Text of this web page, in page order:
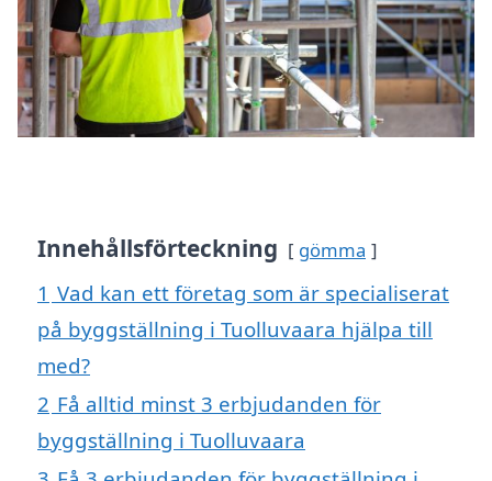
Innehållsförteckning gömma
1 Vad kan ett företag som är specialiserat
på byggställning i Tuolluvaara hjälpa till
med?
2 Få alltid minst 3 erbjudanden för
byggställning i Tuolluvaara